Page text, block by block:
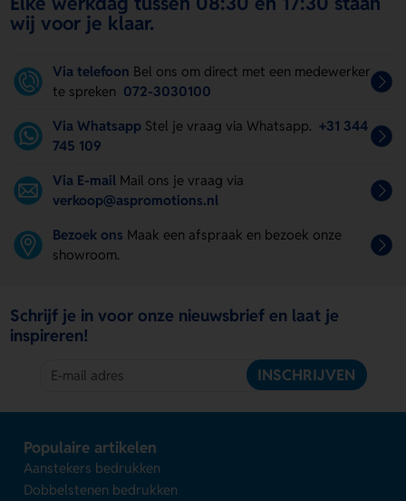
wij voor je klaar.
Via telefoon Bel ons om direct met een medewerker
te spreken 072-3030100
Via Whatsapp Stel je vraag via Whatsapp. +31 344
745 109
Via E-mail Mail ons je vraag via
verkoop@aspromotions.nl
Bezoek ons Maak een afspraak en bezoek onze
showroom.
Schrijf je in voor onze nieuwsbrief en laat je
inspireren!
INSCHRIJVEN
Populaire artikelen
Aanstekers bedrukken
Dobbelstenen bedrukken